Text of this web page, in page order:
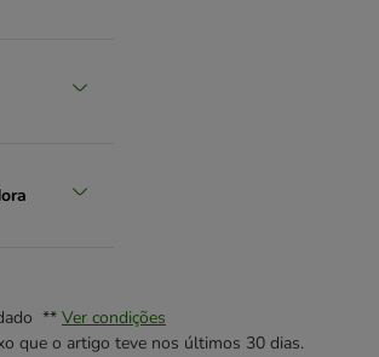
** Ver condições
que o artigo teve nos últimos 30 dias.